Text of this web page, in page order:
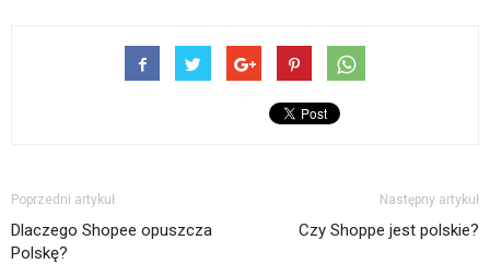
Poprzedni artykuł
Dlaczego Shopee opuszcza
Polskę?
Następny artykuł
Czy Shoppe jest polskie?